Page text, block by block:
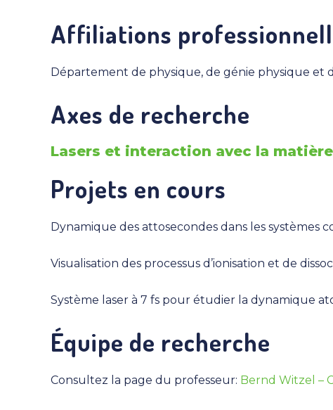
Affiliations
Département de physique, de génie physique et
Axes de recherche
Lasers et interaction avec la matière
Projets en cours
Dynamique des attosecondes dans les systèmes
Visualisation des processus d’ionisation et de
Système laser à 7 fs pour étudier la dynamique
Équipe de recherche
Consultez la page du professeur: Bernd Witzel –